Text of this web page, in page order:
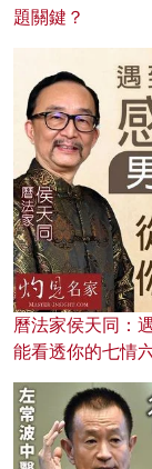
題關鍵？
曆法家侯天同：
能看透你的七情